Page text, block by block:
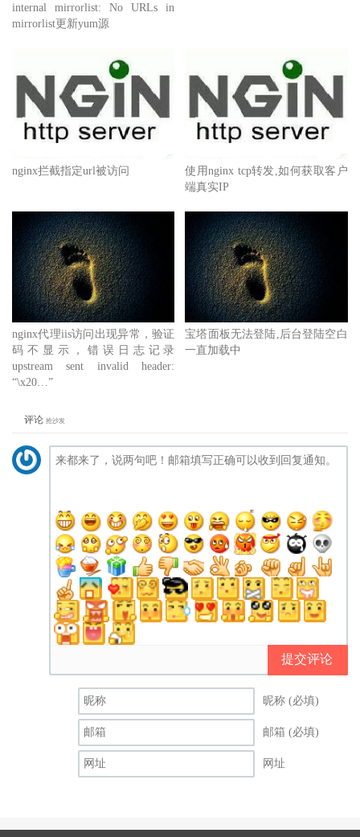
internal mirrorlist: No URLs in
mirrorlist更新yum源
nginx拦截指定url被访问
使用nginx tcp转发,如何获取客户
端真实IP
nginx代理iis访问出现异常，验证
码不显示，错误日志记录
upstream sent invalid header:
“\x20…”
宝塔面板无法登陆,后台登陆空白
一直加载中
评论 抢沙发
提交评论
昵称 (必填)
邮箱 (必填)
网址